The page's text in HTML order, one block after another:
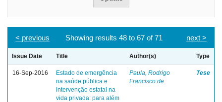
Showing results 48 to 67 of 71
< previous next >
Issue Date Title Author(s) Type
16-Sep-2016
Estado de emergência
na saúde pública e
intervenção estatal na
vida privada: para além
Paula, Rodrigo
Francisco de
Tese